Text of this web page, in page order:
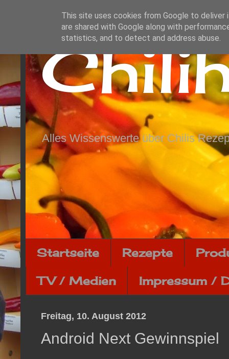
Alles Wissenswerte über Chilis
Startseite Rezepte
TV / Medien Impressum /
Freitag, 10. August 2012
Android Next Gewinnspiel
This site uses cookies from Google to deliver
are shared with Google along with
statistics, and to detect and address abuse.